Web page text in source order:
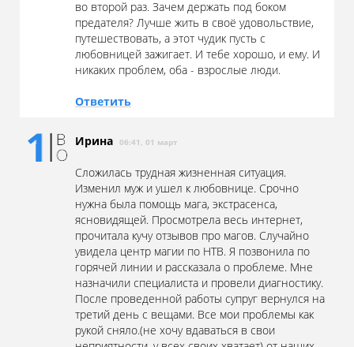
во второй раз. Зачем держать под боком
предателя? Лучше жить в своё удовольствие,
путешествовать, а этот чудик пусть с
любовницей зажигает. И тебе хорошо, и ему. И
никаких проблем, оба - взрослые люди.
Ответить
Ирина 06:41, 01 март
Сложилась трудная жизненная ситуация.
Изменил муж и ушел к любовнице. Срочно
нужна была помощь мага, экстрасенса,
ясновидящей. Просмотрела весь интернет,
прочитала кучу отзывов про магов. Случайно
увидела центр магии по НТВ. Я позвонила по
горячей линии и рассказала о проблеме. Мне
назначили специалиста и провели диагностику.
После проведенной работы супруг вернулся на
третий день с вещами. Все мои проблемы как
рукой сняло.(не хочу вдаваться в свои